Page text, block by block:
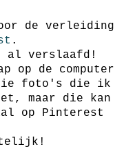
de verleiding
.
al verslaafd!
op de computer
foto's die ik
maar die kan
op Pinterest